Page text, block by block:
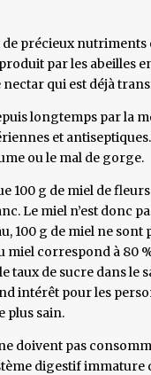
précieux
par les abeilles
qui est déjà
longtemps par la
et
ou le mal de gorge.
100 g de miel de
Le miel n’est donc
100 g de miel ne sont
correspond à 80
taux de sucre dans le
intérêt pour les
plus sain.
doivent pas
digestif immature